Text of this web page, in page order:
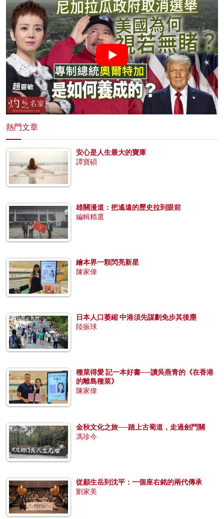
熱門文章
安心是人生最大的寶庫
譚寶碩
雄關漫道：把遙遠的歷史拉到眼前
編輯精選
繪本界一顆閃亮新星
陳家偉
日本人口萎縮 中港須先謀劃免步其後塵
陸振球
種菜得愛 記一本好書──讀吳燕青的《在香港
的離島種菜》
陳家偉
金秋文化之旅──踏上古蜀道，走過劍門關
馮珍今
從顧生岳到沈平：一個座右銘的兩代傳承
劉家美